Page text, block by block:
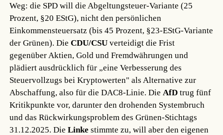
Weg: die SPD will die Abgeltungsteuer-Variante (25
Prozent, §20 EStG), nicht den persönlichen
Einkommensteuersatz (bis 45 Prozent, §23-EStG-Variante
der Grünen). DieCDU/CSU verteidigt die Frist
gegenüber Aktien, Gold und Fremdwährungen und
plädiert ausdrücklich für „eine Verbesserung des
Steuervollzugs bei Kryptowerten" als Alternative zur
Abschaffung, also für die DAC8-Linie. Die AfD trug fünf
Kritikpunkte vor, darunter den drohenden Systembruch
und das Rückwirkungsproblem des Grünen-Stichtags
31.12.2025. DieLinke stimmte zu, will aber den eigenen